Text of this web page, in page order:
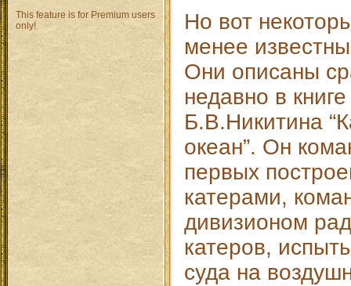
This feature is for Premium users
only!
Но вот
менее
Они описаны
недавно в
Б.В.Никитина
океан”. Он
первых
катерами,
дивизионом
катеров,
суда на